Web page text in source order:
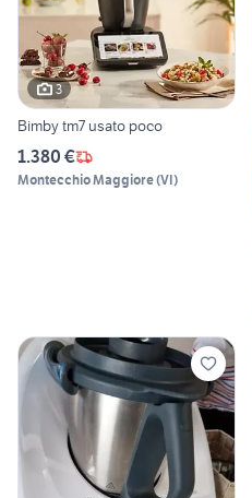
3
Bimby tm7 usato poco
1.380 €
Montecchio Maggiore(VI)